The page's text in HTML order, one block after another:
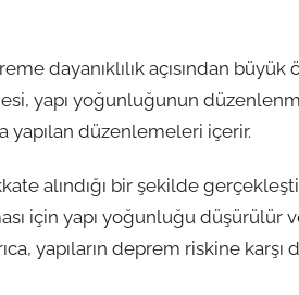
dayanıklılık açısından büyük
yapı yoğunluğunun
yapılan düzenlemeleri içerir.
alındığı bir şekilde
için yapı yoğunluğu düşürülür
yapıların deprem riskine